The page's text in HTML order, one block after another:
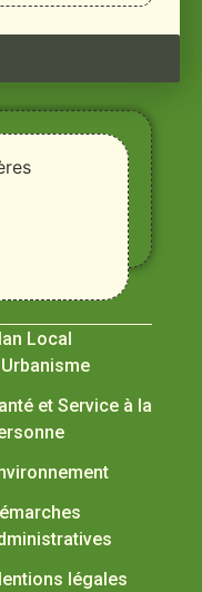
Local
et Service à la
légales